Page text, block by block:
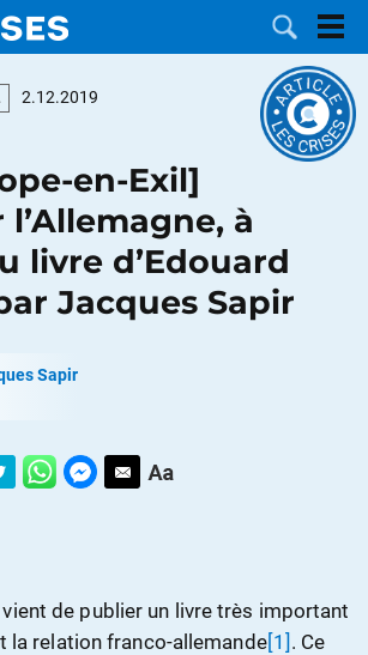
2.12.2019
en-Exil]
à
livre d’Edouard
Jacques Sapir
Sapir
de publier un livre très important
la relation franco-allemande[1] . Ce